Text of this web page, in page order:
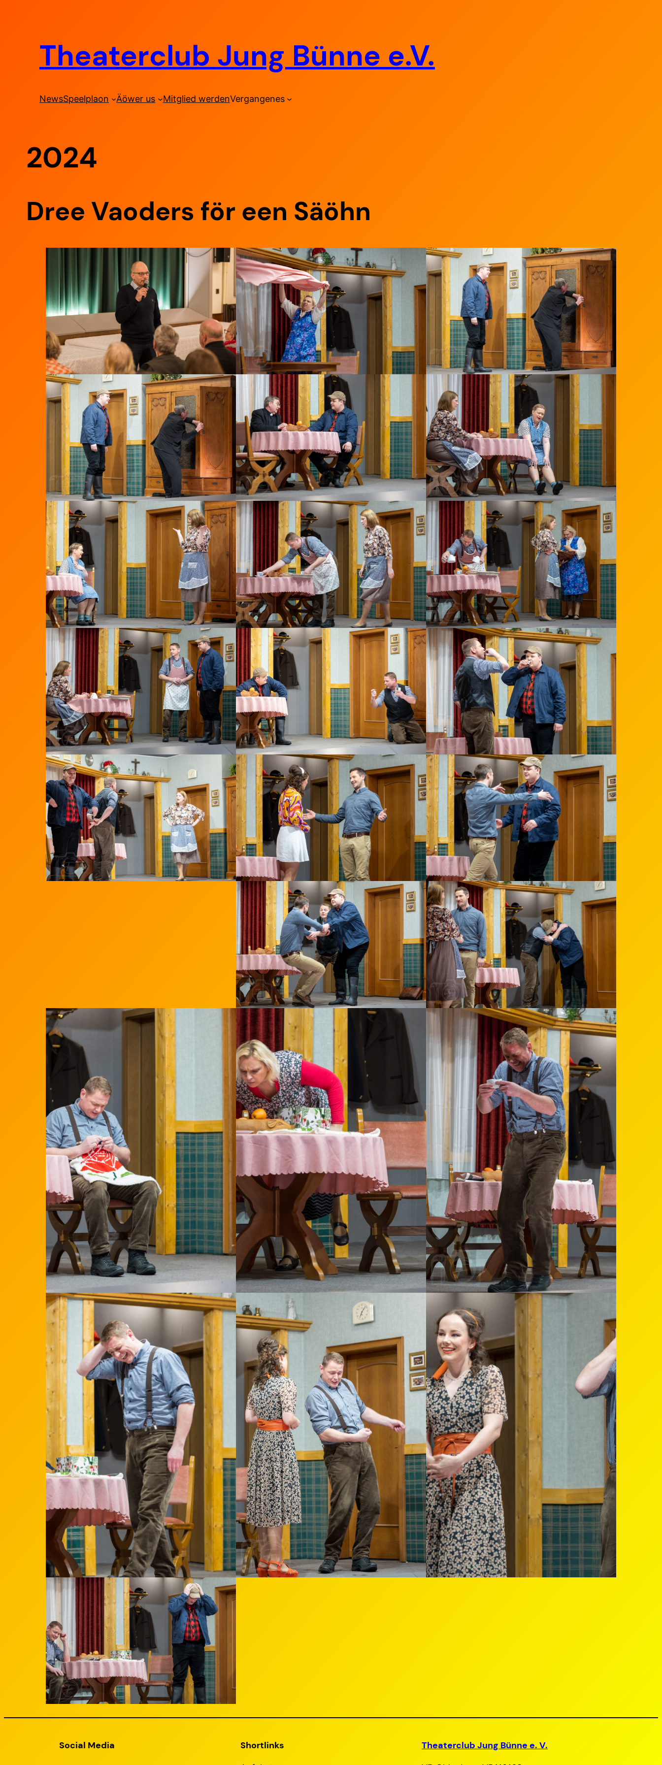
Theaterclub Jung Bünne e.V.
NewsSpeelplaon Äöwer us Mitglied werdenVergangenes
2024
Dree Vaoders för een Säöhn
Social Media Shortlinks Theaterclub Jung Bünne e. V.